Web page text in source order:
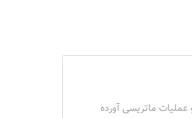
ماتریسی آورده